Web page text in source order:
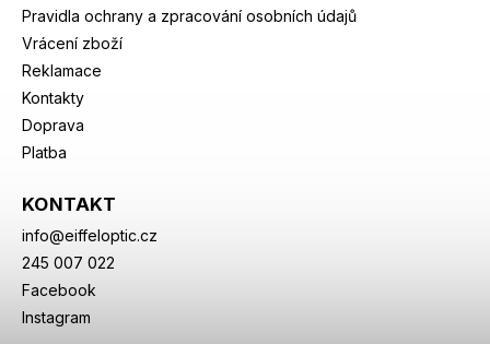
Pravidla ochrany a zpracování osobních údajů
Vrácení zboží
Reklamace
Kontakty
Doprava
Platba
KONTAKT
info@eiffeloptic.cz
245 007 022
Facebook
Instagram